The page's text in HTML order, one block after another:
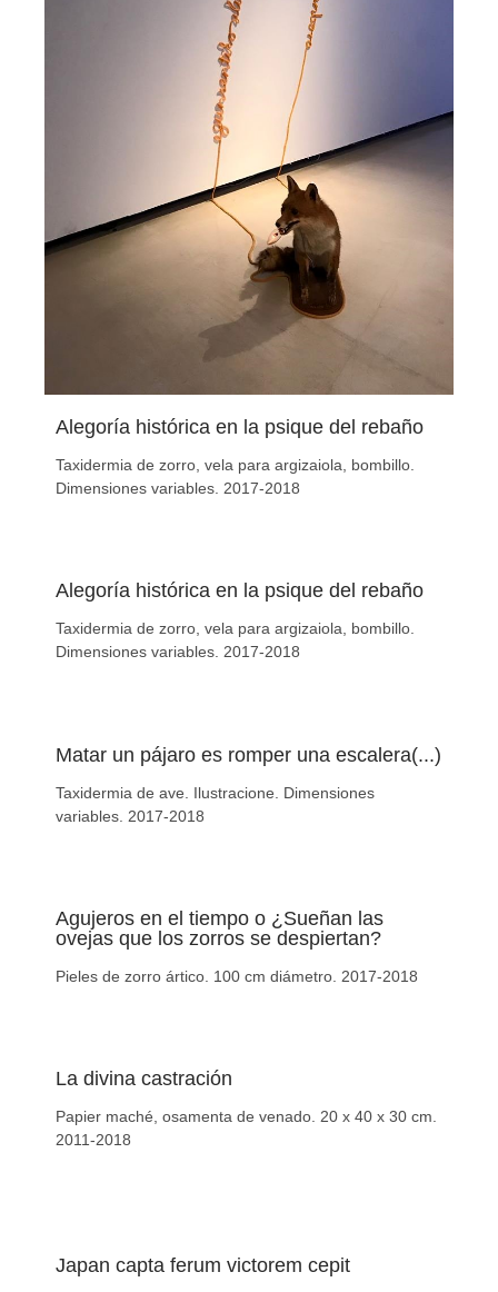
Alegoría histórica en la psique del rebaño
Taxidermia de zorro, vela para argizaiola, bombillo.
Dimensiones variables. 2017-2018
Alegoría histórica en la psique del rebaño
Taxidermia de zorro, vela para argizaiola, bombillo.
Dimensiones variables. 2017-2018
Matar un pájaro es romper una escalera(...)
Taxidermia de ave. Ilustracione. Dimensiones
variables. 2017-2018
Agujeros en el tiempo o ¿Sueñan las
ovejas que los zorros se despiertan?
Pieles de zorro ártico. 100 cm diámetro. 2017-2018
La divina castración
Papier maché, osamenta de venado. 20 x 40 x 30 cm.
2011-2018
Japan capta ferum victorem cepit